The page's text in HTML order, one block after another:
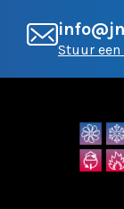
Stuur een